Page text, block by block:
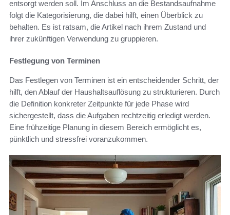
entsorgt werden soll. Im Anschluss an die Bestandsaufnahme
folgt die Kategorisierung, die dabei hilft, einen Überblick zu
behalten. Es ist ratsam, die Artikel nach ihrem Zustand und
ihrer zukünftigen Verwendung zu gruppieren.
Festlegung von Terminen
Das Festlegen von Terminen ist ein entscheidender Schritt, der
hilft, den Ablauf der Haushaltsauflösung zu strukturieren. Durch
die Definition konkreter Zeitpunkte für jede Phase wird
sichergestellt, dass die Aufgaben rechtzeitig erledigt werden.
Eine frühzeitige Planung in diesem Bereich ermöglicht es,
pünktlich und stressfrei voranzukommen.